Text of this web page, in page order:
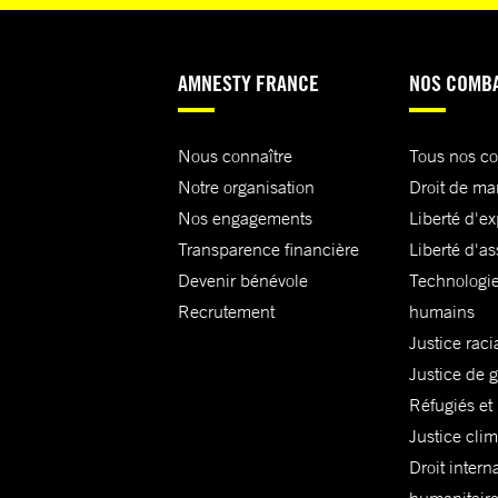
AMNESTY FRANCE
Nous connaître
Notre organisation
Nos engagements
Transparence financière
Devenir bénévole
Recrutement
NOS
Tous nos
Droit de
Liberté
Liberté
humains
Justice
Justice de
Réfugiés
Justice
Droit